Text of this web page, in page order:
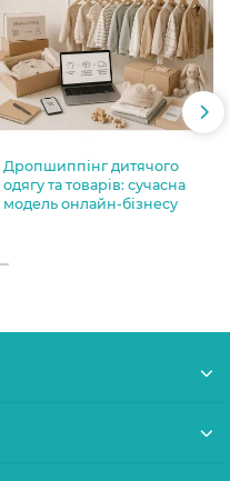
Дропшиппінг дитячого
одягу та товарів: сучасна
модель онлайн-бізнесу